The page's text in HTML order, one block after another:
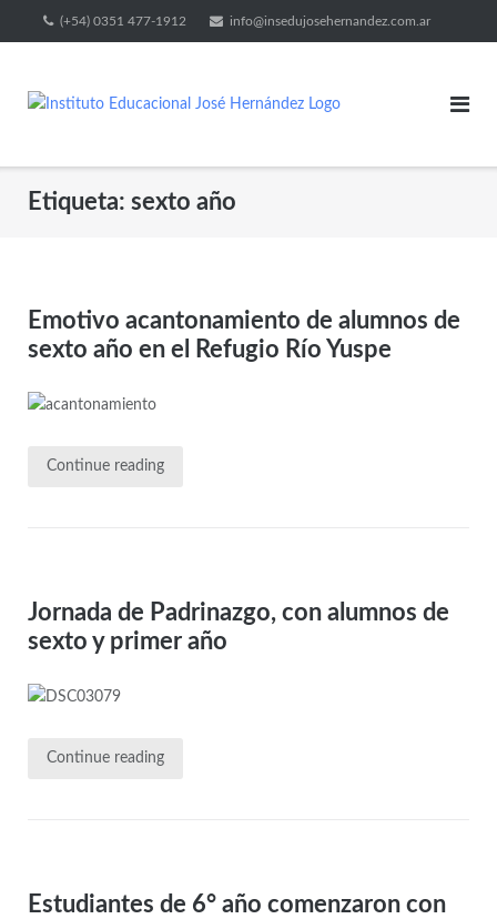
(+54) 0351 477-1912 info@insedujosehernandez.com.ar
Etiqueta: sexto año
Emotivo acantonamiento de alumnos de
sexto año en el Refugio Río Yuspe
Continue reading
Jornada de Padrinazgo, con alumnos de
sexto y primer año
Continue reading
Estudiantes de 6° año comenzaron con